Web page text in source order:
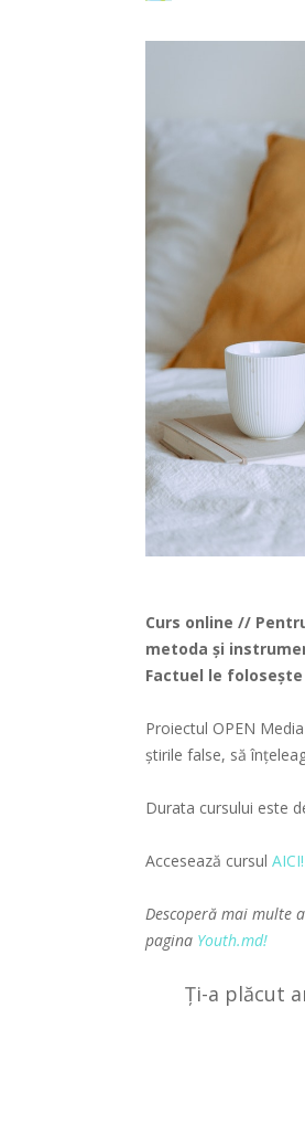
Curs online //
metoda și
Factuel le
Proiectul OPEN
știrile false, să
Durata cursului este
Accesează cursul AICI!
Descoperă mai multe
pagina Youth.md!
Ți-a plăcut